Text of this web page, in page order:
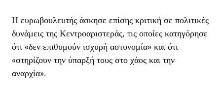
Η ευρωβουλευτής άσκησε επίσης κριτική σε πολιτικές
δυνάμεις της Κεντροαριστεράς, τις οποίες κατηγόρησε
ότι «δεν επιθυμούν ισχυρή αστυνομία» και ότι
«στηρίζουν την ύπαρξή τους στο χάος και την
αναρχία».